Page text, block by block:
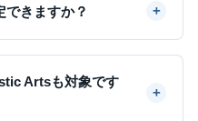
できますか？
Artsも対象です